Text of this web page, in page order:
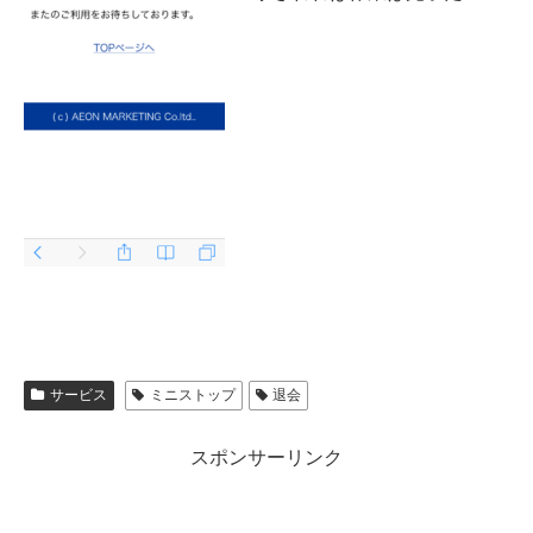
サービス ミニストップ 退会
スポンサーリンク